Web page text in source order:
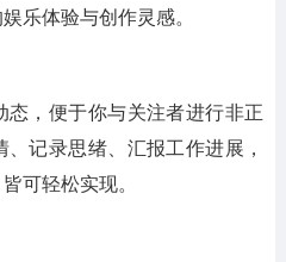
乐体验与创作灵感。
，便于你与关注者进行非正
记录思绪、汇报工作进展，
可轻松实现。